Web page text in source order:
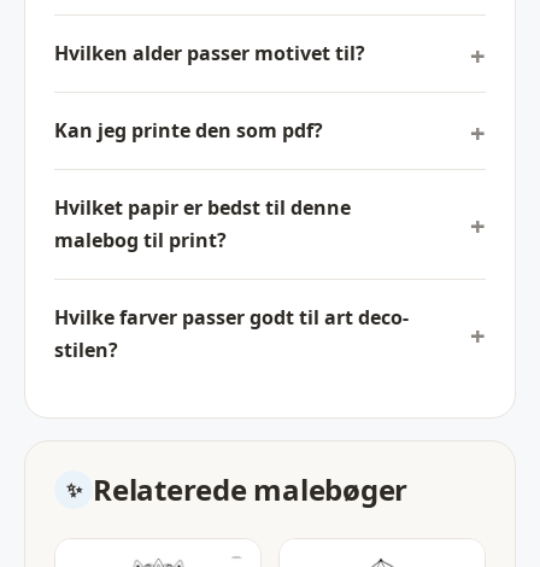
Hvilken alder passer motivet til?
Kan jeg printe den som pdf?
Hvilket papir er bedst til denne
malebog til print?
Hvilke farver passer godt til art deco-
stilen?
Relaterede malebøger